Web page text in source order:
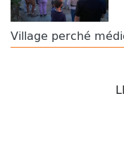
Village perché